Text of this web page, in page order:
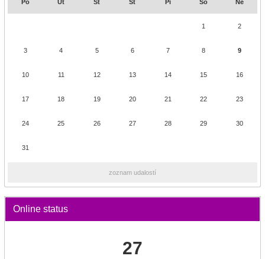
Po Ut St Št Pi So Ne
1 2
3 4 5 6 7 8 9
10 11 12 13 14 15 16
17 18 19 20 21 22 23
24 25 26 27 28 29 30
31
zoznam udalostí
Online status
27